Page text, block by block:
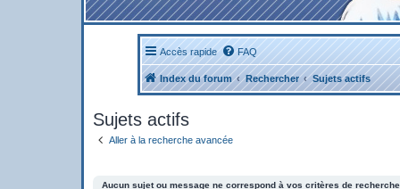
Accès rapide FAQ
Index du forum Rechercher Sujets actifs
Sujets actifs
Aller à la recherche avancée
Aucun sujet ou message ne correspond à vos critères de